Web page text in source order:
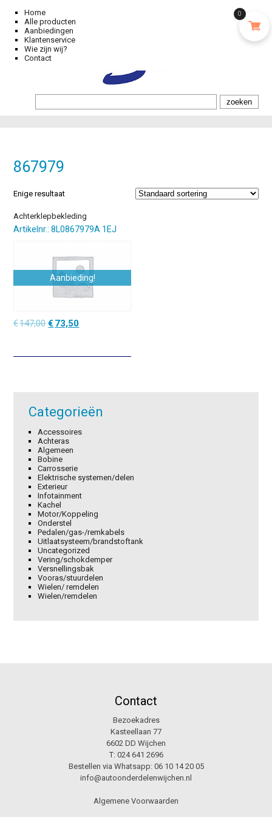
Home
Alle producten
Aanbiedingen
Klantenservice
Wie zijn wij?
Contact
867979
Enige resultaat
Achterklepbekleding
Artikelnr.: 8L0867979A 1EJ
Aanbieding!
€147,00Oorspronkelijke
€147,00.
€ 73,50Huidige
€73,50.
Categorieën
Accessoires
Achteras
Algemeen
Bobine
Carrosserie
Elektrische systemen/delen
Exterieur
Infotainment
Kachel
Motor/Koppeling
Onderstel
Pedalen/gas-/remkabels
Uitlaatsysteem/brandstoftank
Uncategorized
Vering/schokdemper
Versnellingsbak
Vooras/stuurdelen
Wielen/ remdelen
Wielen/remdelen
Contact
Bezoekadres
Kasteellaan 77
6602 DD Wijchen
T: 024 641 2696
Bestellen via Whatsapp: 06 10 14 20 05
info@autoonderdelenwijchen.nl
Algemene Voorwaarden
0